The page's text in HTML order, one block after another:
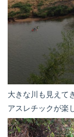
大きな川も見えて
アスレチックが楽